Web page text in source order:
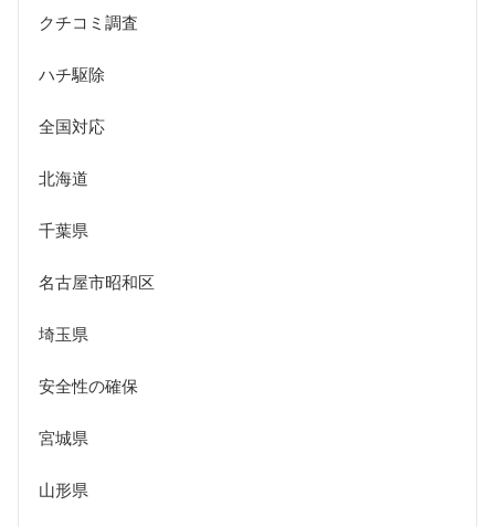
クチコミ調査
ハチ駆除
全国対応
北海道
千葉県
名古屋市昭和区
埼玉県
安全性の確保
宮城県
山形県